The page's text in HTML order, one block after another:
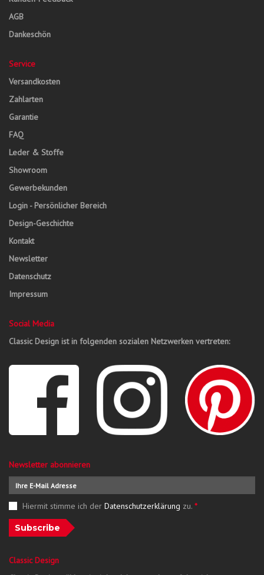
AGB
Dankeschön
Service
Versandkosten
Zahlarten
Garantie
FAQ
Leder & Stoffe
Showroom
Gewerbekunden
Login - Persönlicher Bereich
Design-Geschichte
Kontakt
Newsletter
Datenschutz
Impressum
Social Media
Classic Design ist in folgenden sozialen Netzwerken vertreten:
Newsletter abonnieren
Hiermit stimme ich der Datenschutzerklärung zu. *
Subscribe
Classic Design